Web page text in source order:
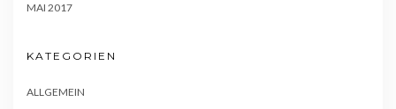
MAI 2017
KATEGORIEN
ALLGEMEIN